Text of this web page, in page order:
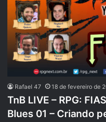
Rafael 47 18 de fevereiro de
TnB LIVE – RPG:
Blues 01 – Criando